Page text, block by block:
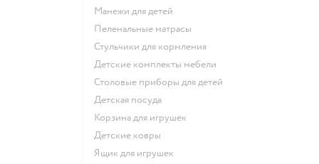
Манежи для детей
Пеленальные матрасы
Стульчики для кормления
Детские комплекты мебели
Столовые приборы для детей
Детская посуда
Корзина для игрушек
Детские ковры
Ящик для игрушек